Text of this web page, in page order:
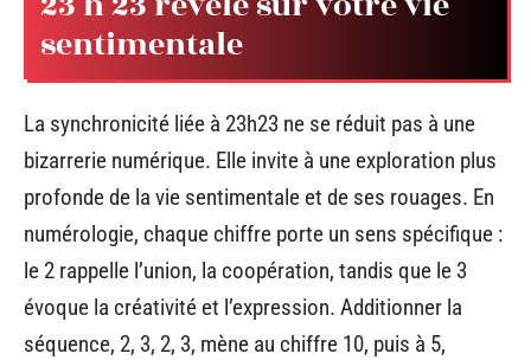
sentimentale
La synchronicité liée à 23h23 ne se réduit pas à une
bizarrerie numérique. Elle invite à une exploration plus
profonde de la vie sentimentale et de ses rouages. En
numérologie, chaque chiffre porte un sens spécifique :
le 2 rappelle l’union, la coopération, tandis que le 3
évoque la créativité et l’expression. Additionner la
séquence, 2, 3, 2, 3, mène au chiffre 10, puis à 5,